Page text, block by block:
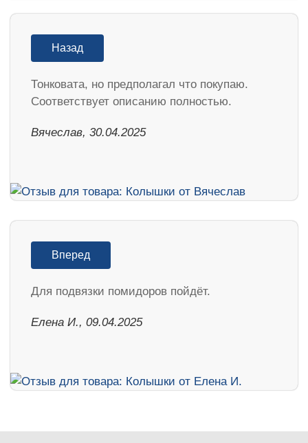
Назад
Тонковата, но предполагал что покупаю.
Соответствует описанию полностью.
Вячеслав, 30.04.2025
Вперед
Для подвязки помидоров пойдёт.
Елена И., 09.04.2025